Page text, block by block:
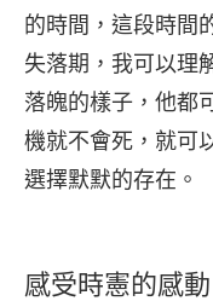
的時間，這段時間
失落期，我可以理
落魄的樣子，他都
機就不會死，就可
選擇默默的存在。
感受時憲的感動